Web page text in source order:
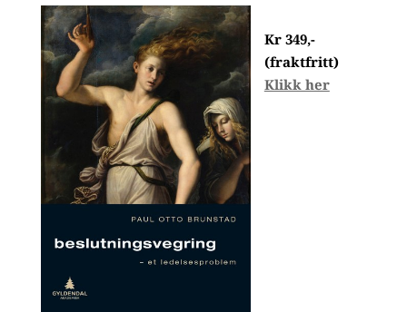
Kr 349,-
(fraktfritt)
Klikk her